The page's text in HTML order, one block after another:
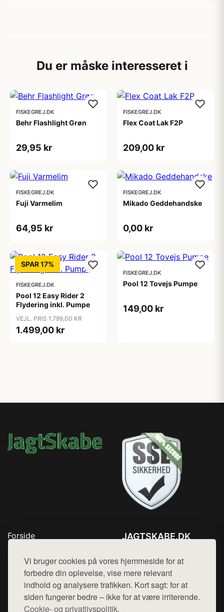
Vi bruger cookies på vores hjemmeside for at
forbedre din oplevelse, vise mere relevant
indhold og analysere trafikken. Kort sagt: for at
siden fungerer bedre – ikke for at være irriterende.
Cookie- og privatlivspolitik.
Du er måske interesseret i
FISKEGREJ.DK
Behr Flashlight Grøn
29,95 kr
FISKEGREJ.DK
Flex Coat Lak F2P
209,00 kr
FISKEGREJ.DK
Fuji Varmelim
64,95 kr
FISKEGREJ.DK
Mikado Geddehandske
0,00 kr
SPAR 17%
FISKEGREJ.DK
Pool 12 Easy Rider 2
Flydering inkl. Pumpe
VEJL. PRIS 1.799,00 KR
1.499,00 kr
FISKEGREJ.DK
Pool 12 Tovejs Pumpe
149,00 kr
Forside
Top Rabatter
Blog
Kontakt
JAGTSKABE.DK
Mail: hej@want.dk
Cookie- og privatlivspolitik